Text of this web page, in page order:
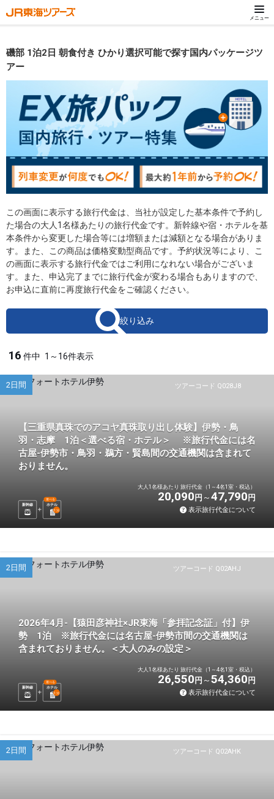
メニュー
磯部 1泊2日 朝食付き ひかり選択可能で探す国内パッケージツ
アー
この画面に表示する旅行代金は、当社が設定した基本条件で予約し
た場合の大人1名様あたりの旅行代金です。新幹線や宿・ホテルを基
本条件から変更した場合等には増額または減額となる場合がありま
す。また、この商品は価格変動型商品です。予約状況等により、こ
の画面に表示する旅行代金ではご利用になれない場合がございま
す。また、申込完了までに旅行代金が変わる場合もありますので、
お申込に直前に再度旅行代金をご確認ください。
絞り込み
16 件中 1～16件表示
ツアーコード Q028J8
2日間
【三重県真珠でのアコヤ真珠取り出し体験】伊勢・鳥
羽・志摩 1泊＜選べる宿・ホテル＞ ※旅行代金には名
古屋-伊勢市・鳥羽・鵜方・賢島間の交通機関は含まれて
おりません。
新幹線 ホテル
選べる
1 泊
大人1名様あたり 旅行代金（1～4名1室・税込）
20,090 円 47,790 円
表示旅行代金について
ツアーコード Q02AHJ
2日間
2026年4月-【猿田彦神社×JR東海「参拝記念証」付】伊
勢 1泊 ※旅行代金には名古屋-伊勢市間の交通機関は
含まれておりません。＜大人のみの設定＞
新幹線 ホテル
選べる
1 泊
大人1名様あたり 旅行代金（1～4名1室・税込）
26,550 円 54,360 円
表示旅行代金について
ツアーコード Q02AHK
2日間